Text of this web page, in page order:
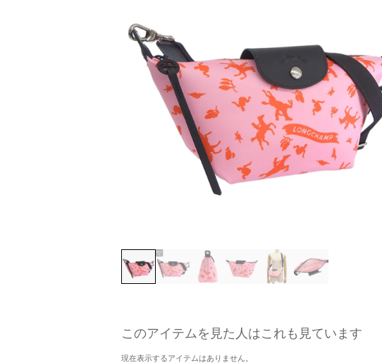
このアイテムを見た人はこれも見ています
現在表示するアイテムはありません。